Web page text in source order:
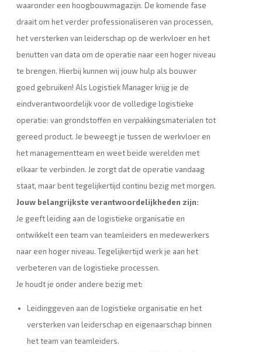
waaronder een hoogbouwmagazijn. De komende fase
draait om het verder professionaliseren van processen,
het versterken van leiderschap op de werkvloer en het
benutten van data om de operatie naar een hoger niveau
te brengen. Hierbij kunnen wij jouw hulp als bouwer
goed gebruiken! Als Logistiek Manager krijg je de
eindverantwoordelijk voor de volledige logistieke
operatie: van grondstoffen en verpakkingsmaterialen tot
gereed product. Je beweegt je tussen de werkvloer en
het managementteam en weet beide werelden met
elkaar te verbinden. Je zorgt dat de operatie vandaag
staat, maar bent tegelijkertijd continu bezig met morgen.
Jouw belangrijkste verantwoordelijkheden zijn:
Je geeft leiding aan de logistieke organisatie en
ontwikkelt een team van teamleiders en medewerkers
naar een hoger niveau. Tegelijkertijd werk je aan het
verbeteren van de logistieke processen.
Je houdt je onder andere bezig met:
Leidinggeven aan de logistieke organisatie en het
versterken van leiderschap en eigenaarschap binnen
het team van teamleiders.